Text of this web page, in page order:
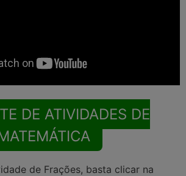
DE ATIVIDADES DE
de Frações, basta clicar na